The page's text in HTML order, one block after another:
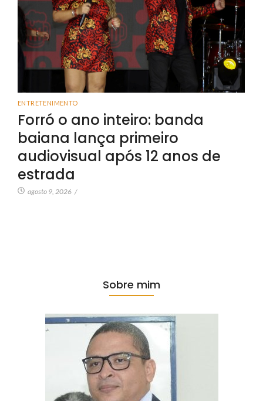
ENTRETENIMENTO
Forró o ano inteiro: banda
baiana lança primeiro
audiovisual após 12 anos de
estrada
agosto 9, 2026 /
Sobre mim